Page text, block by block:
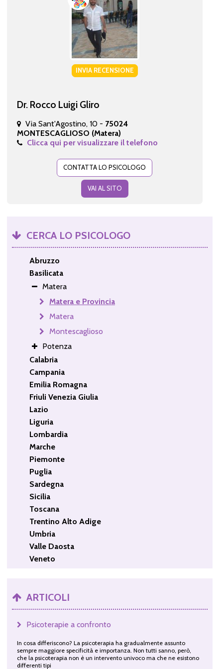
INVIA RECENSIONE
Dr. Rocco Luigi Gliro
Via Sant'Agostino, 10 - 75024
MONTESCAGLIOSO (Matera)
Clicca qui per visualizzare il telefono
CONTATTA LO PSICOLOGO
VAI AL SITO
CERCA LO PSICOLOGO
Abruzzo
Basilicata
Matera
Matera e Provincia
Matera
Montescaglioso
Potenza
Calabria
Campania
Emilia Romagna
Friuli Venezia Giulia
Lazio
Liguria
Lombardia
Marche
Piemonte
Puglia
Sardegna
Sicilia
Toscana
Trentino Alto Adige
Umbria
Valle Daosta
Veneto
ARTICOLI
Psicoterapie a confronto
In cosa differiscono? La psicoterapia ha gradualmente assunto
sempre maggiore specificità e importanza. Non tutti sanno, però,
che la psicoterapia non è un intervento univoco ma che ne esistono
differenti tipi